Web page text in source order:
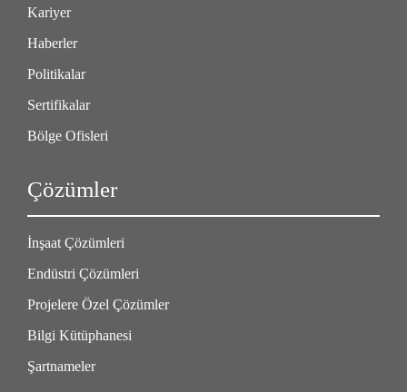
Kariyer
Haberler
Politikalar
Sertifikalar
Bölge Ofisleri
Çözümler
İnşaat Çözümleri
Endüstri Çözümleri
Projelere Özel Çözümler
Bilgi Kütüphanesi
Şartnameler